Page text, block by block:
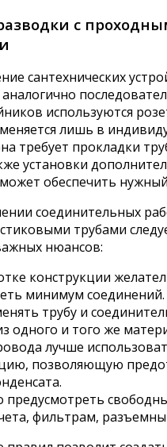
с
сантехнических
используются
лишь в
требует прокладки
установки
обеспечить
соединительных
трубами
нюансов:
конструкции
минимум соединений.
трубу и
одного и того же
лучше
позволяющую
фильтрам,